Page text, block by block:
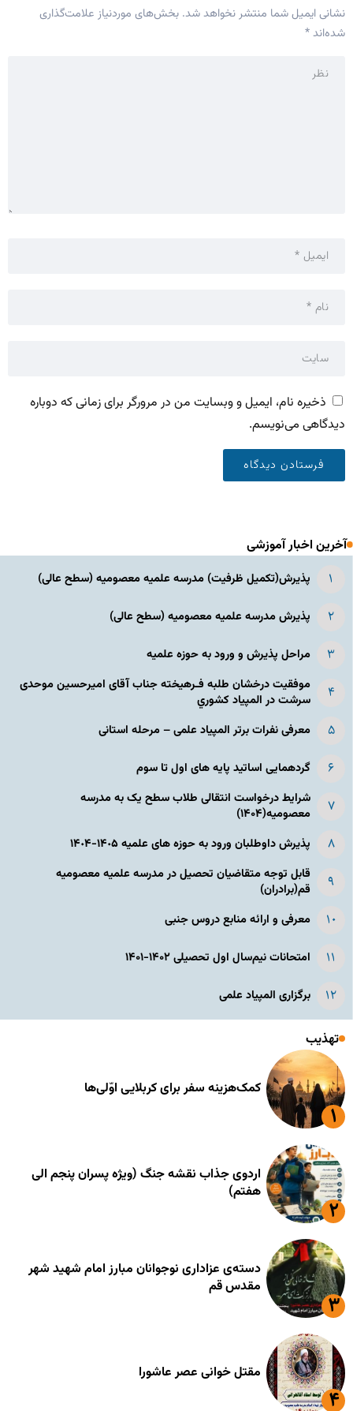
نشانی ایمیل شما منتشر نخواهد شد. بخش‌های موردنیاز علامت‌گذاری
شده‌اند*
ذخیره نام، ایمیل و وبسایت من در مرورگر برای زمانی که دوباره
دیدگاهی می‌نویسم.
آخرین اخبار آموزشی
پذیرش(تکمیل ظرفیت) مدرسه علمیه معصومیه‌ (سطح عالی)
پذیرش مدرسه علمیه معصومیه‌ (سطح عالی)
مراحل پذیرش و ورود به حوزه علمیه
موفقیت درخشان طلبه فـرهیخته جناب آقای امیرحسین موحدی
سرشت در المپياد كشوري
معرفی نفرات برتر المپیاد علمی – مرحله استانی
گردهمایی اساتید پایه های اول تا سوم
شرایط درخواست انتقالی طلاب سطح یک به مدرسه
معصومیه(۱۴۰۴)
پذیرش داوطلبان ورود به حوزه های علمیه ١۴٠۵-١۴٠۴
قابل توجه متقاضیان تحصیل در مدرسه علمیه معصومیه
قم(برادران)
معرفی و ارائه منابع دروس جنبی
امتحانات نیم‌سال اول تحصیلی ۱۴۰۲-۱۴۰۱
برگزاری المپیاد علمی
تهذیب
کمک‌هزینه سفر برای کربلایی اوّلی‌ها
اردوی جذاب نقشه جنگ (ویژه پسران پنجم الی
هفتم)
دسته‌ی عزاداری نوجوانان مبارز امام شهید شهر
مقدس قم
مقتل خوانی عصر عاشورا